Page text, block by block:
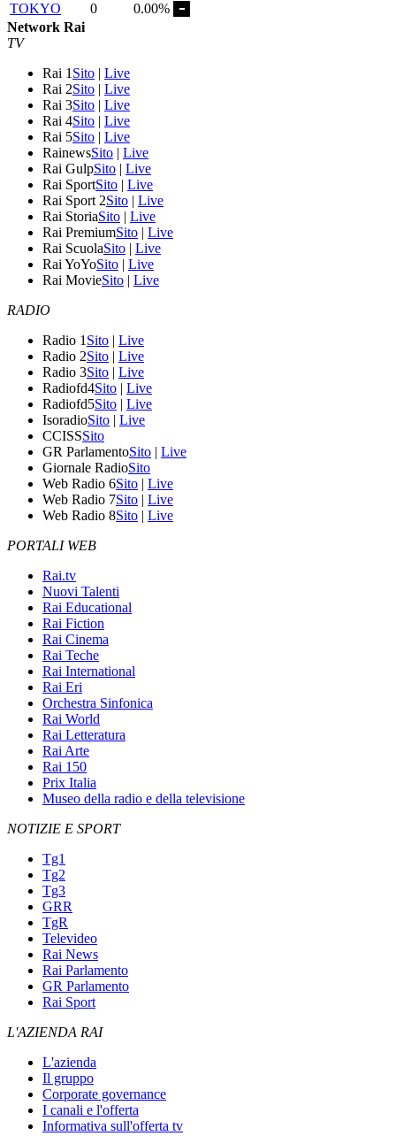
TOKYO
0
0.00%
Network Rai
TV
Rai 1 Sito | Live
Rai 2Sito | Live
Rai 3Sito | Live
Rai 4Sito | Live
Rai 5Sito | Live
RainewsSito | Live
Rai GulpSito | Live
Rai SportSito | Live
Rai Sport 2Sito | Live
Rai StoriaSito | Live
Rai PremiumSito | Live
Rai ScuolaSito | Live
Rai YoYoSito | Live
Rai MovieSito | Live
RADIO
Radio 1 Sito | Live
Radio 2Sito | Live
Radio 3Sito | Live
Radiofd4Sito | Live
Radiofd5Sito | Live
IsoradioSito | Live
CCISSSito
GR ParlamentoSito | Live
Giornale RadioSito
Web Radio 6Sito | Live
Web Radio 7Sito | Live
Web Radio 8Sito | Live
PORTALI WEB
Rai.tv
Nuovi Talenti
Rai Educational
Rai Fiction
Rai Cinema
Rai Teche
Rai International
Rai Eri
Orchestra Sinfonica
Rai World
Rai Letteratura
Rai Arte
Rai 150
Prix Italia
Museo della radio e della televisione
NOTIZIE E SPORT
Tg1
Tg2
Tg3
GRR
TgR
Televideo
Rai News
Rai Parlamento
GR Parlamento
Rai Sport
L'AZIENDA RAI
L'azienda
Il gruppo
Corporate governance
I canali e l'offerta
Informativa sull'offerta tv